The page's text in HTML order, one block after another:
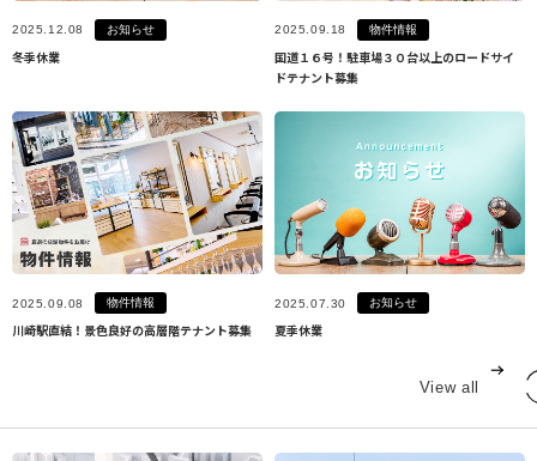
2025.12.08 お知らせ
冬季休業
2025.09.18 物件情報
国道１６号！駐車場３０台以上のロードサイ
ドテナント募集
2025.09.08 物件情報
川崎駅直結！景色良好の高層階テナント募集
2025.07.30 お知らせ
夏季休業
View all